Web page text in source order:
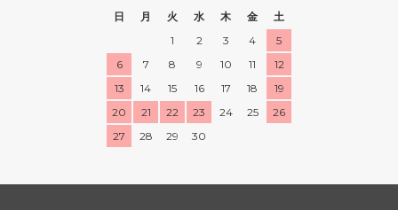
日
月 火 水 木 金
土
1
2 3 4
5
6
7 8 9 10 11
12
13
14 15 16 17 18
19
20
21 22 23 24 25
26
27
28 29 30